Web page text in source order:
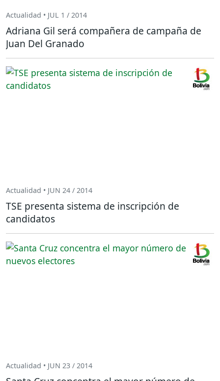
Actualidad • JUL 1 / 2014
Adriana Gil será compañera de campaña de
Juan Del Granado
Actualidad • JUN 24 / 2014
TSE presenta sistema de inscripción de
candidatos
Actualidad • JUN 23 / 2014